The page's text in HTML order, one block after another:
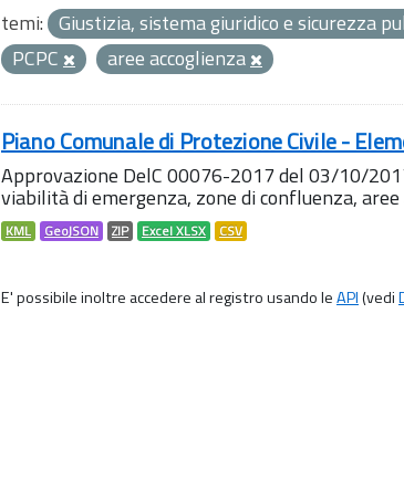
temi: Giustizia, sistema giuridico e sicurezza
PCPC
aree accoglienza
Piano Comunale di Protezione Civile -
Approvazione DelC 00076-2017 del 03/10/
viabilità di emergenza, zone di confluenza,
KML GeoJSON ZIP Excel XLSX CSV
E' possibile inoltre accedere al registro usando leAPI(vedi